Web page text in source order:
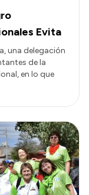
Evita
una delegación
de la
en lo que